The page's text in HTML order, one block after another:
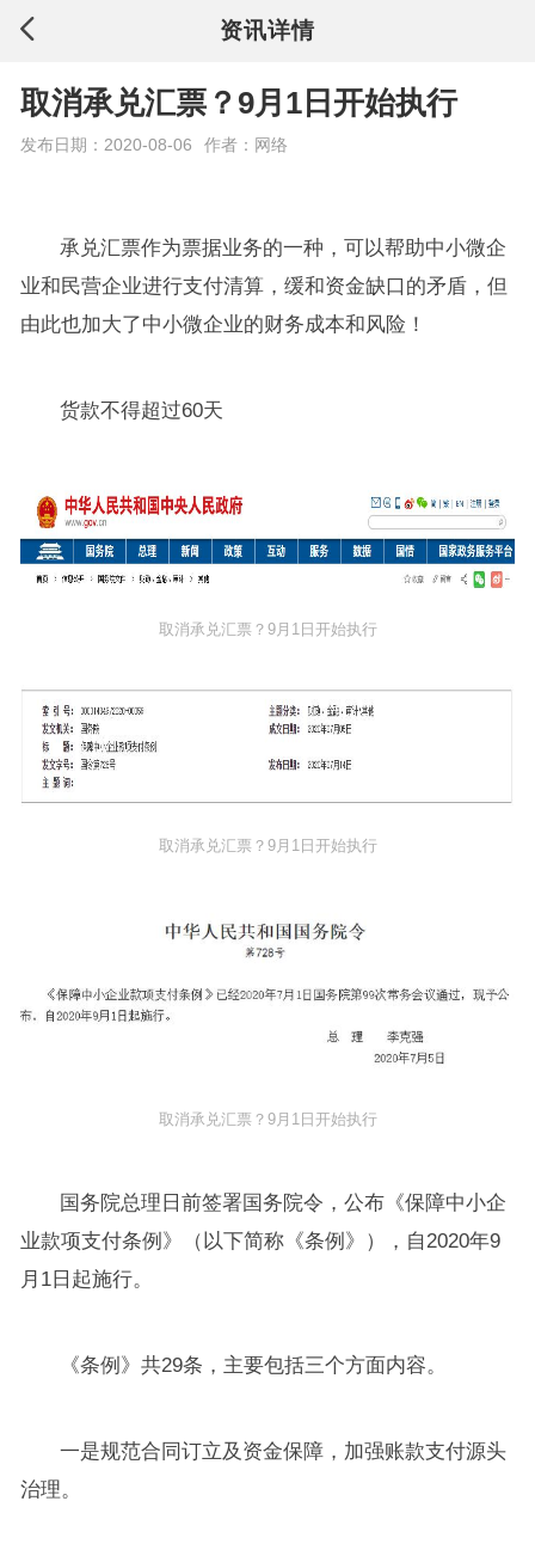
资讯详情
取消承兑汇票？9月1日开始执行
发布日期：2020-08-06 作者：网络
承兑汇票作为票据业务的一种，可以帮助中小微企
业和民营企业进行支付清算，缓和资金缺口的矛盾，但
由此也加大了中小微企业的财务成本和风险！
货款不得超过60天
取消承兑汇票？9月1日开始执行
取消承兑汇票？9月1日开始执行
取消承兑汇票？9月1日开始执行
国务院总理日前签署国务院令，公布《保障中小企
业款项支付条例》（以下简称《条例》），自2020年9
月1日起施行。
《条例》共29条，主要包括三个方面内容。
一是规范合同订立及资金保障，加强账款支付源头
治理。